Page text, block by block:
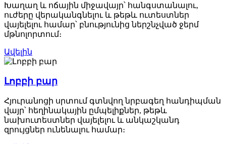
Խաղաղ և ոճային միջավայր՝ հանգստանալու,
ուժերը վերականգնելու և թեթև ուտեստներ
վայելելու համար՝ բնությունից ներշնչված ջերմ
մթնոլորտում։
Ավելին
Լոբբի բար
Հյուրանոցի սրտում գտնվող նրբագեղ հանդիպման
վայր՝ հեղինակային ըմպելիքներ, թեթև
նախուտեստներ վայելելու և անկաշկանդ
զրույցներ ունենալու համար։